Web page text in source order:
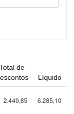
Total de
Líquido
2.449,85 6.285,10